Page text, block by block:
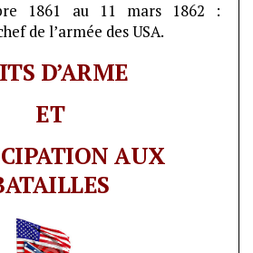
1861 au 11 mars 1862 :
de l’armée des USA.
D’ARME
ET
AUX